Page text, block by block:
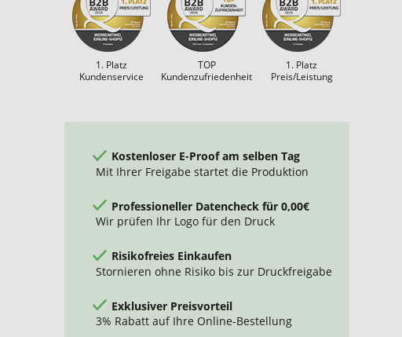
1. Platz
Kundenservice
TOP
Kundenzufriedenheit
1. Platz
Preis/Leistung
Kostenloser E-Proof am selben Tag
Mit Ihrer Freigabe startet die Produktion
Professioneller Datencheck für 0,00€
Wir prüfen Ihr Logo für den Druck
Risikofreies Einkaufen
Stornieren ohne Risiko bis zur Druckfreigabe
Exklusiver Preisvorteil
3% Rabatt auf Ihre Online-Bestellung